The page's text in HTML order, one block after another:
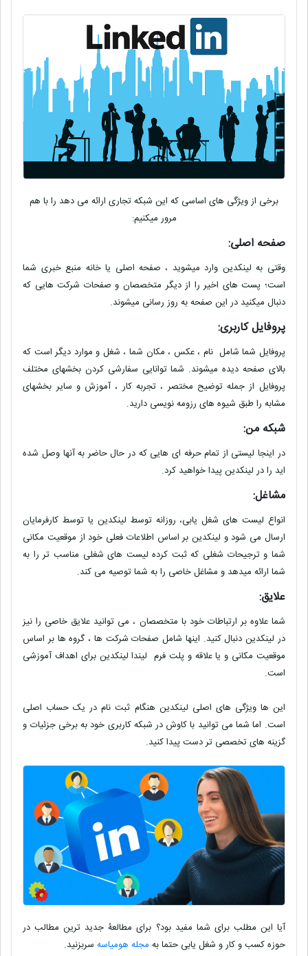
برخی از ویژگی های اساسی که این شبکه تجاری ارائه می دهد را با هم
مرور میکنیم:
صفحه اصلی:
وقتی به لینکدین وارد میشوید ، صفحه اصلی یا خانه منبع خبری شما
است؛ پست های اخیر را از دیگر متخصصان و صفحات شرکت هایی که
دنبال میکنید در این صفحه به روز رسانی میشوند.
پروفایل کاربری:
پروفایل شما شامل نام ، عکس ، مکان شما ، شغل و موارد دیگر است که
بالای صفحه دیده میشوند. شما توانایی سفارشی کردن بخشهای مختلف
پروفایل از جمله توضیح مختصر ، تجربه کار ، آموزش و سایر بخشهای
مشابه را طبق شیوه های رزومه نویسی دارید.
شبکه من:
در اینجا لیستی از تمام حرفه ای هایی که در حال حاضر به آنها وصل شده
اید را در لینکدین پیدا خواهید کرد.
مشاغل:
انواع لیست های شغل یابی، روزانه توسط لینکدین یا توسط کارفرمایان
ارسال می شود و لینکدین بر اساس اطلاعات فعلی خود از موقعیت مکانی
شما و ترجیحات شغلی که ثبت کرده لیست های شغلی مناسب تر را به
شما ارائه میدهد و مشاغل خاصی را به شما توصیه می کند.
علایق:
شما علاوه بر ارتباطات خود با متخصصان ، می توانید علایق خاصی را نیز
در لینکدین دنبال کنید. اینها شامل صفحات شرکت ها ، گروه ها بر اساس
موقعیت مکانی و یا علاقه و پلت فرم لیندا لینکدین برای اهداف آموزشی
است.
این ها ویژگی های اصلی لینکدین هنگام ثبت نام در یک حساب اصلی
است. اما شما می توانید با کاوش در شبکه کاربری خود به برخی جزئیات و
گزینه های تخصصی تر دست پیدا کنید.
آیا این مطلب برای شما مفید بود؟ برای مطالعۀ جدید ترین مطالب در
حوزه کسب و کار و شغل یابی حتما به مجله هومیاسه سربزنید.